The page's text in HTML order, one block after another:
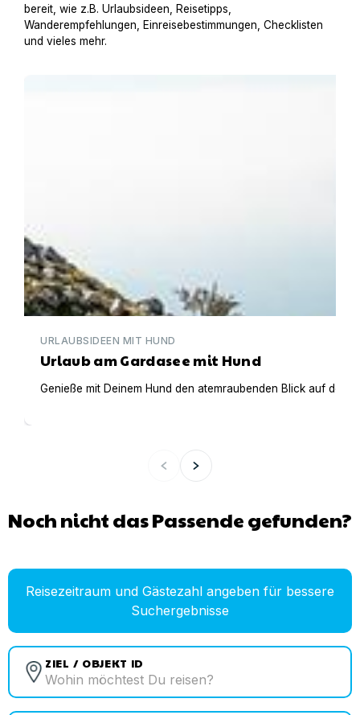
bereit, wie z.B. Urlaubsideen, Reisetipps,
Wanderempfehlungen, Einreisebestimmungen, Checklisten
und vieles mehr.
URLAUBSIDEEN MIT HUND
Urlaub am Gardasee mit Hund
Genieße mit Deinem Hund den atemraubenden Blick auf den
Noch nicht das Passende gefunden?
Reisezeitraum und Gästezahl angeben für bessere
Suchergebnisse
ZIEL / OBJEKT ID